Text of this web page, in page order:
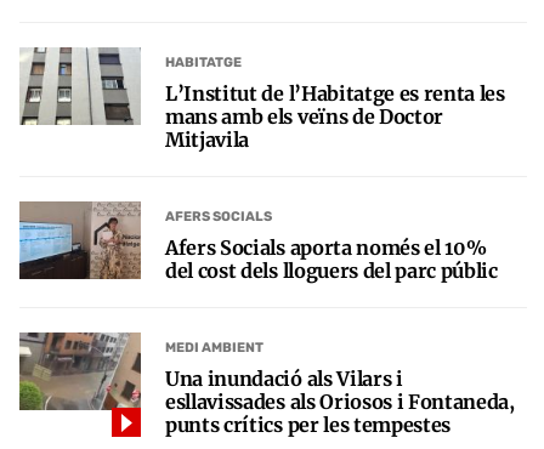
HABITATGE
L’Institut de l’Habitatge es renta les
mans amb els veïns de Doctor
Mitjavila
AFERS SOCIALS
Afers Socials aporta només el 10%
del cost dels lloguers del parc públic
MEDI AMBIENT
Una inundació als Vilars i
esllavissades als Oriosos i Fontaneda,
punts crítics per les tempestes